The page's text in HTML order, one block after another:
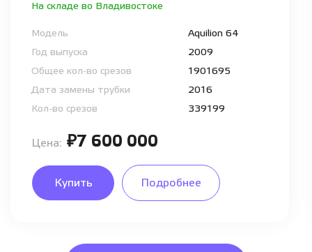
На складе во Владивостоке
Модель
Aquilion 64
Год выпуска
2009
Общее кол-во срезов
1901695
Дата замены трубки
2016
Кол-во срезов
339199
Цена: ₽7 600 000
Купить Подробнее